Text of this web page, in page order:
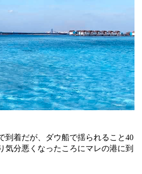
到着だが、ダウ船で揺られること40
気分悪くなったころにマレの港に到